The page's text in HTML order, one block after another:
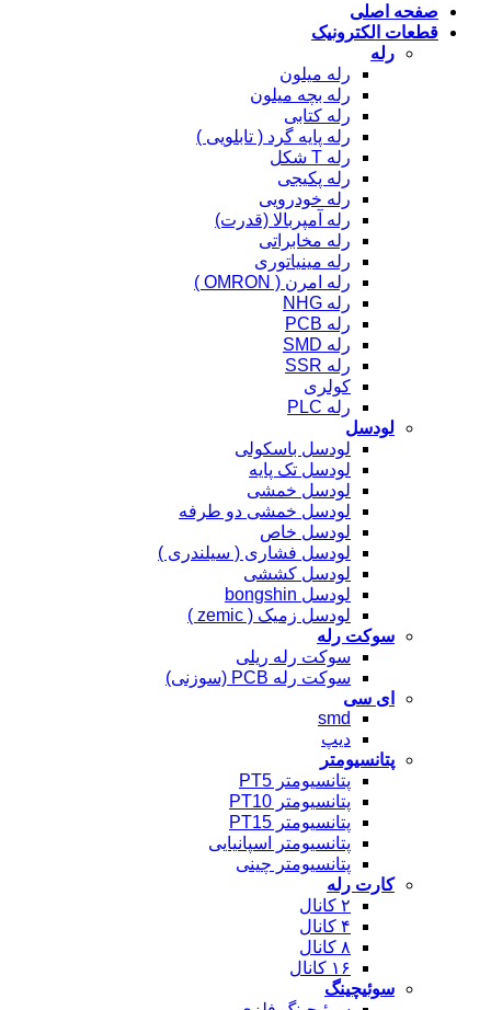
صفحه اصلی
قطعات الکترونیک
رله
رله میلون
رله بچه میلون
رله کتابی
رله پایه گرد ( تابلویی )
رله T شکل
رله پکیجی
رله خودرویی
رله آمپربالا (قدرت)
رله مخابراتی
رله مینیاتوری
رله امرن ( OMRON )
رله NHG
رله PCB
رله SMD
رله SSR
کولری
رله PLC
لودسل
لودسل باسکولی
لودسل تک پایه
لودسل خمشی
لودسل خمشی دو طرفه
لودسل خاص
لودسل فشاری ( سیلندری )
لودسل کششی
لودسل bongshin
لودسل زمیک ( zemic )
سوکت رله
سوکت رله ریلی
سوکت رله PCB (سوزنی)
ای سی
smd
دیپ
پتانسیومتر
پتانسیومتر PT5
پتانسیومتر PT10
پتانسیومتر PT15
پتانسیومتر اسپانیایی
پتانسیومتر چینی
کارت رله
۲ کانال
۴ کانال
۸ کانال
۱۶ کانال
سوئیچینگ